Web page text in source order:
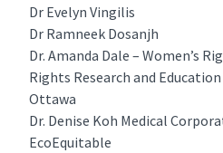
Dr Evelyn Vingilis
Dr Ramneek Dosanjh
Dr. Amanda Dale – Women’s
Rights Research and
Ottawa
Dr. Denise Koh Medical
EcoEquitable